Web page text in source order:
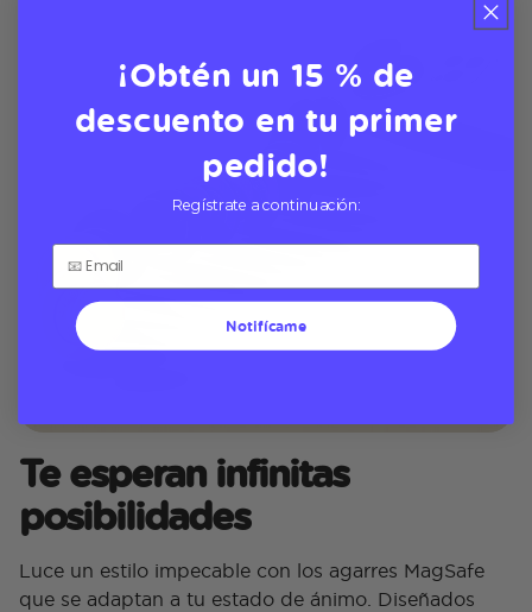
Te esperan infinitas
posibilidades
Luce un estilo impecable con los agarres MagSafe
que se adaptan a tu estado de ánimo. Diseñados
¡Obtén un 15 % de
descuento en tu primer
pedido!
Regístrate a continuación:
Notifícame